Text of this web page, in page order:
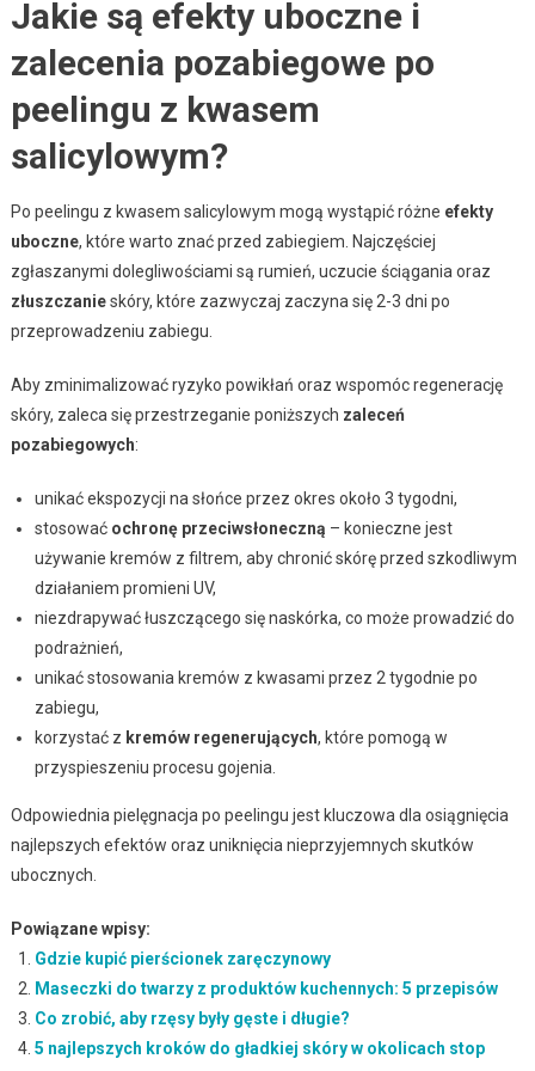
Jakie są efekty uboczne i
zalecenia pozabiegowe po
peelingu z kwasem
salicylowym?
Po peelingu z kwasem salicylowym mogą wystąpić różne efekty
uboczne, które warto znać przed zabiegiem. Najczęściej
zgłaszanymi dolegliwościami są rumień, uczucie ściągania oraz
złuszczanieskóry, które zazwyczaj zaczyna się 2-3 dni po
przeprowadzeniu zabiegu.
Aby zminimalizować ryzyko powikłań oraz wspomóc regenerację
skóry, zaleca się przestrzeganie poniższych zaleceń
pozabiegowych:
unikać ekspozycji na słońce przez okres około 3 tygodni,
stosować ochronę przeciwsłoneczną – konieczne jest
używanie kremów z filtrem, aby chronić skórę przed szkodliwym
działaniem promieni UV,
niezdrapywać łuszczącego się naskórka, co może prowadzić do
podrażnień,
unikać stosowania kremów z kwasami przez 2 tygodnie po
zabiegu,
korzystać z kremów regenerujących, które pomogą w
przyspieszeniu procesu gojenia.
Odpowiednia pielęgnacja po peelingu jest kluczowa dla osiągnięcia
najlepszych efektów oraz uniknięcia nieprzyjemnych skutków
ubocznych.
Powiązane wpisy:
Gdzie kupić pierścionek zaręczynowy
Maseczki do twarzy z produktów kuchennych: 5 przepisów
Co zrobić, aby rzęsy były gęste i długie?
5 najlepszych kroków do gładkiej skóry w okolicach stop